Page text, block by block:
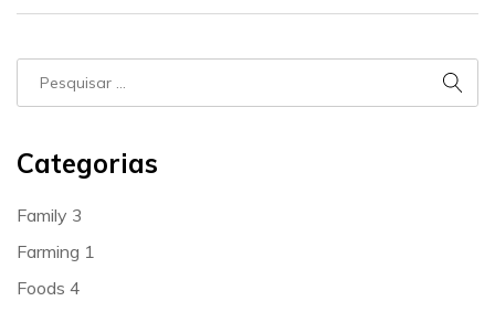
Categorias
Family 3
Farming 1
Foods 4